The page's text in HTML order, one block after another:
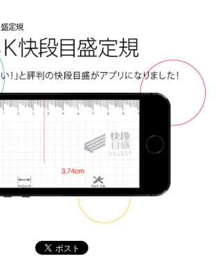
定規